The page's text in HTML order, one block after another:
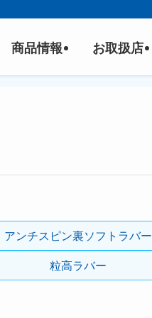
商品情報 お取扱店
アンチスピン裏ソフトラバー
粒高ラバー